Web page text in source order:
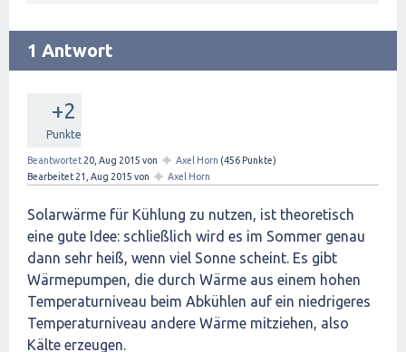
1 Antwort
+2
Punkte
Beantwortet 20, Aug 2015 von ✦ Axel Horn (456 Punkte)
Bearbeitet 21, Aug 2015 von ✦ Axel Horn
Solarwärme für Kühlung zu nutzen, ist theoretisch
eine gute Idee: schließlich wird es im Sommer genau
dann sehr heiß, wenn viel Sonne scheint. Es gibt
Wärmepumpen, die durch Wärme aus einem hohen
Temperaturniveau beim Abkühlen auf ein niedrigeres
Temperaturniveau andere Wärme mitziehen, also
Kälte erzeugen.